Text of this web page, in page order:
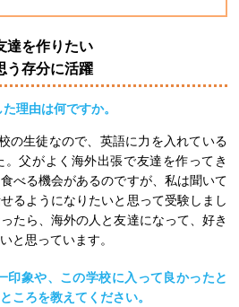
達を作りたい
う存分に活躍
理由は何ですか。
の生徒なので、英語に力を入れている
。父がよく海外出張で友達を作ってき
べる機会があるのですが、私は聞いて
るようになりたいと思って受験しまし
たら、海外の人と友達になって、好き
と思っています。
印象や、この学校に入って良かったと
ころを教えてください。